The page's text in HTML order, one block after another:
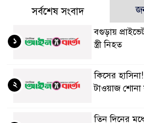
সর্বশেষ সংবাদ
বগুড়ায়
স্ত্রী নিহত
১
কিসের
টাওয়াজ শোনা
২
তিন দিনের